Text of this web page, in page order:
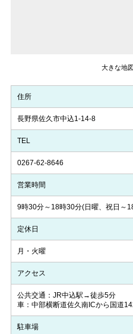
大きな地
住所
長野県佐久市中込1-14-8
TEL
0267-62-8646
営業時間
9時30分～18時30分(日曜、祝日～
定休日
月・火曜
アクセス
公共交通：JR中込駅→徒歩5分
車：中部横断道佐久南ICから国道
駐車場